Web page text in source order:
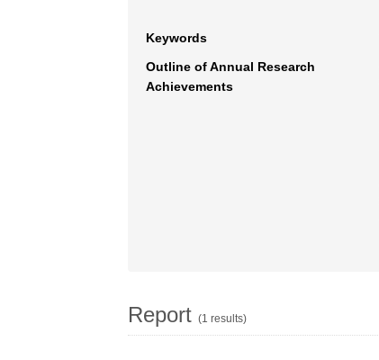
Keywords
Outline of Annual Research
Achievements
Report (1 results)